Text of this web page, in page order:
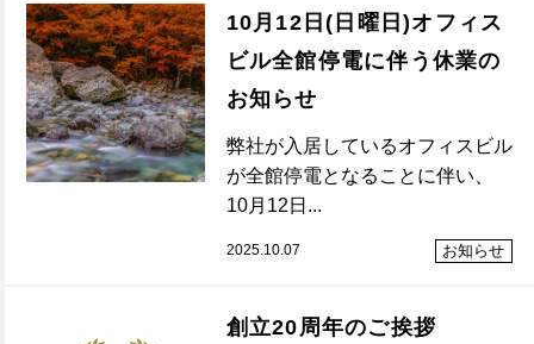
10月12日(日曜日)オフィス
ビル全館停電に伴う休業の
お知らせ
弊社が入居しているオフィスビル
が全館停電となることに伴い、
10月12日...
2025.10.07 お知らせ
創立20周年のご挨拶